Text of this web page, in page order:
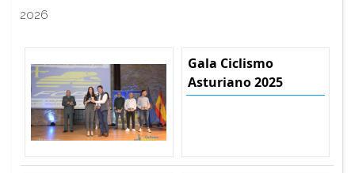
2026
Gala Ciclismo
Asturiano 2025